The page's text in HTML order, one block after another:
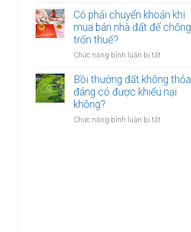
khách
hàng
như
xây
nhà
thăng
tiến
nhà
sẽ
thực
Có phải chuyển khoản khi
mua bán nhà đất để chống
trốn thuế?
Chức năng bình luận bị tắt
phải
chuyển
khoản
mua
Bồi thường đất không thỏa
đáng có được khiếu nại
không?
Chức năng bình luận bị tắt